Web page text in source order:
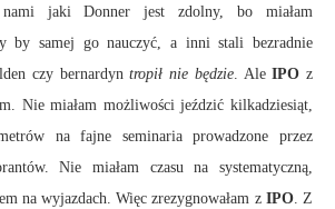
jaki Donner jest zdolny, bo miałam
by samej go nauczyć, a inni stali bezradnie
czy bernardyntropił nie będzie. AleIPO z
Nie miałam możliwości jeździć kilkadziesiąt,
na fajne seminaria prowadzone przez
Nie miałam czasu na systematyczną,
na wyjazdach. Więc zrezygnowałam z IPO. Z